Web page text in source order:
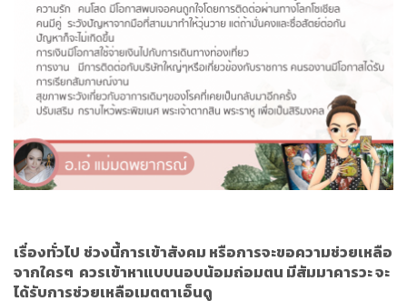
เรื่องทั่วไป ช่วงนี้การเข้าสังคม หรือการจะขอความช่วยเหลือ
จากใครๆ ควรเข้าหาแบบนอบน้อมถ่อมตน มีสัมมาคารวะ จะ
ได้รับการช่วยเหลือเมตตาเอ็นดู